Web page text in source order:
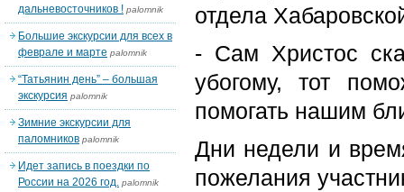
отдела
- Сам Христос
убогому, тот
помогать нашим
Дни недели и
пожелания
дальневосточников ! palomnik
Большие экскурсии для всех в
феврале и марте palomnik
“Татьянин день” – большая
экскурсия palomnik
Зимние экскурсии для
паломников palomnik
Идет запись в поездки по
России на 2026 год. palomnik